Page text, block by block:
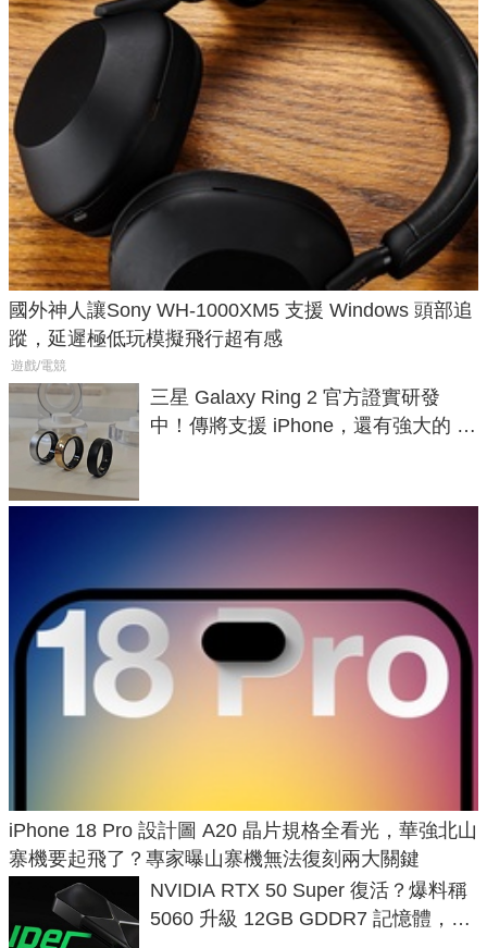
國外神人讓Sony WH-1000XM5 支援 Windows 頭部追
蹤，延遲極低玩模擬飛行超有感
遊戲/電競
三星 Galaxy Ring 2 官方證實研發
中！傳將支援 iPhone，還有強大的 AI
iPhone 18 Pro 設計圖 A20 晶片規格全看光，華強北山
寨機要起飛了？專家曝山寨機無法復刻兩大關鍵
NVIDIA RTX 50 Super 復活？爆料稱
5060 升級 12GB GDDR7 記憶體，這